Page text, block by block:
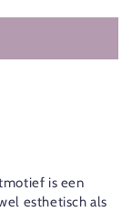
is een
esthetisch als